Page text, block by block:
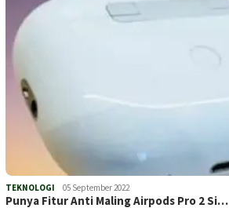
TEKNOLOGI 05 September 2022
Punya Fitur Anti Maling Airpods Pro 2 Si…